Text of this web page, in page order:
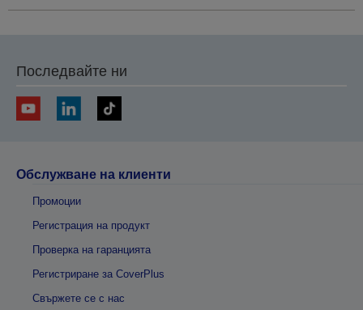
Последвайте ни
Обслужване на клиенти
Промоции
Регистрация на продукт
Проверка на гаранцията
Регистриране за CoverPlus
Свържете се с нас